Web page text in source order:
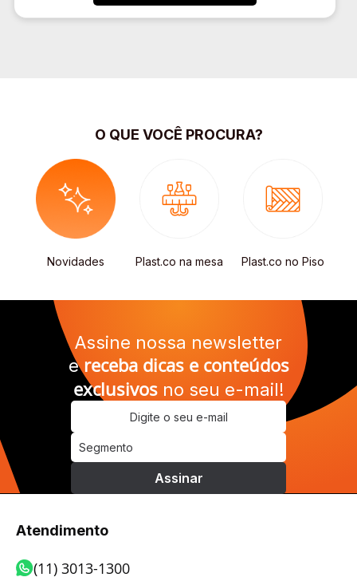
O QUE VOCÊ PROCURA?
Novidades Plast.co na mesa Plast.co no Piso
Assine nossa newsletter
ereceba dicas e conteúdos
exclusivosno seu e-mail!
Atendimento
(11) 3013-1300